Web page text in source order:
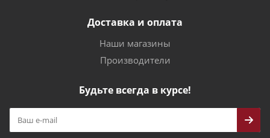
Доставка и оплата
Наши магазины
Производители
Будьте всегда в курсе!